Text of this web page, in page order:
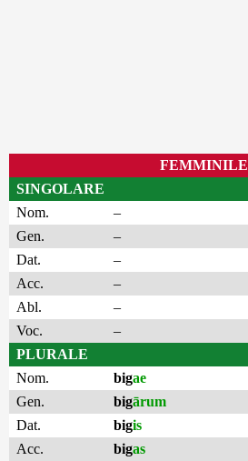
FEMMINILE
SINGOLARE
Nom.
–
Gen.
–
Dat.
–
Acc.
–
Abl.
–
Voc.
–
PLURALE
Nom.
bigae
Gen.
bigārum
Dat.
bigis
Acc.
bigas